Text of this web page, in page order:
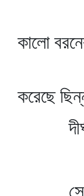
কালো
করেছে
দীর্ঘ
উঠে
সেথা